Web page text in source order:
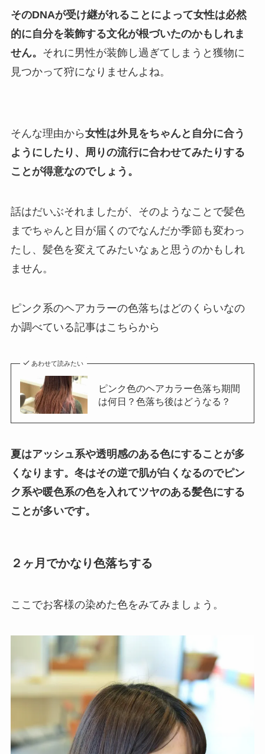
そのDNAが受け継がれることによって女性は必然
的に自分を装飾する文化が根づいたのかもしれま
せん。 それに男性が装飾し過ぎてしまうと獲物に
見つかって狩になりませんよね。
そんな理由から女性は外見をちゃんと自分に合う
ようにしたり、周りの流行に合わせてみたりする
ことが得意なのでしょう。
話はだいぶそれましたが、そのようなことで髪色
までちゃんと目が届くのでなんだか季節も変わっ
たし、髪色を変えてみたいなぁと思うのかもしれ
ません。
ピンク系のヘアカラーの色落ちはどのくらいなの
か調べている記事はこちらから
あわせて読みたい
ピンク色のヘアカラー色落ち期間
は何日？色落ち後はどうなる？
夏はアッシュ系や透明感のある色にすることが多
くなります。冬はその逆で肌が白くなるのでピン
ク系や暖色系の色を入れてツヤのある髪色にする
ことが多いです。
２ヶ月でかなり色落ちする
ここでお客様の染めた色をみてみましょう。